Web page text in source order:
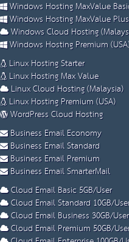
Windows Hosting MaxValue
Windows Hosting MaxValue Plus
Windows Cloud Hosting
Windows Hosting Premium
Linux Hosting Starter
Linux Hosting Max Value
Linux Cloud Hosting (Malaysia)
Linux Hosting Premium (USA)
WordPress Cloud Hosting
Business Email Economy
Business Email Standard
Business Email Premium
Business Email SmarterMail
Cloud Email Basic 5GB/User
Cloud Email Standard 10GB/
Cloud Email Business 30GB/User
Cloud Email Premium 50GB/